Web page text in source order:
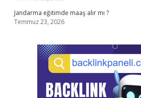
Jandarma eğitimde maaş alır mı ?
Temmuz 23, 2026